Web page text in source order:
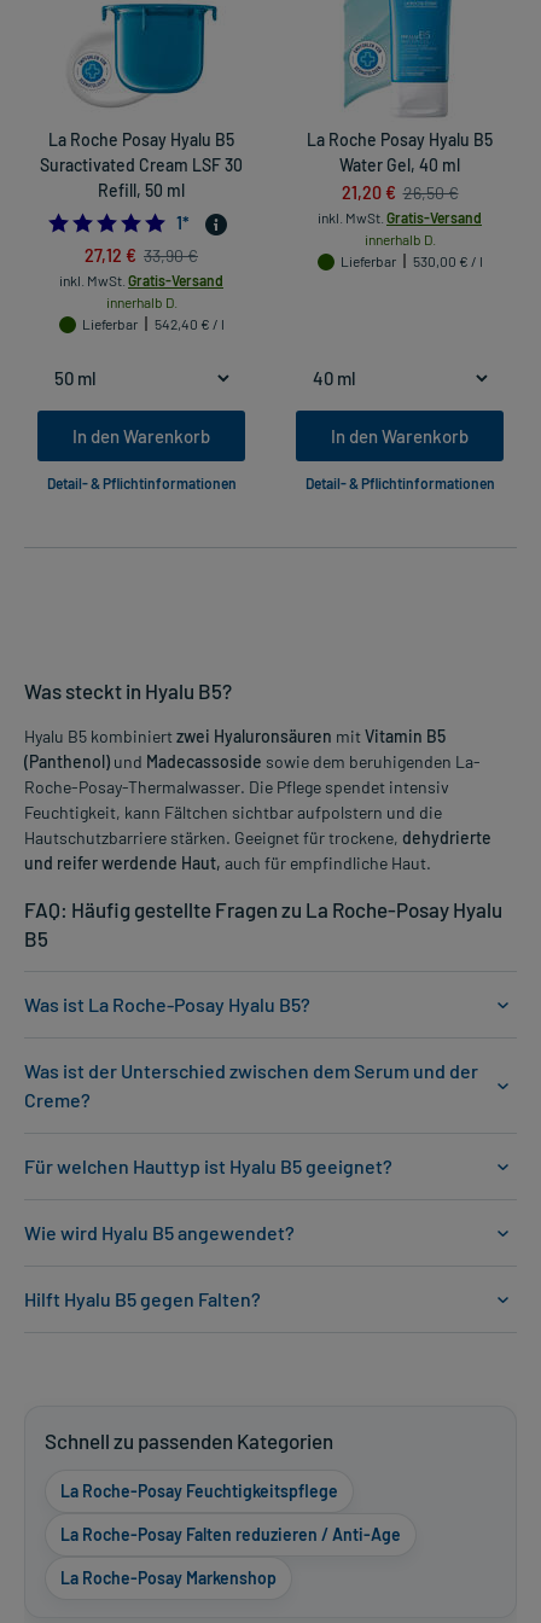
La Roche Posay Hyalu B5
Suractivated Cream LSF 30
Refill, 50 ml
5.0
1*
27,12 € 33,90 €
inkl. MwSt. Gratis-Versand
innerhalb D.
Lieferbar
542,40 € / l
In den Warenkorb
Detail- & Pflichtinformationen
La Roche Posay Hyalu B5
Water Gel, 40 ml
21,20 € 26,50 €
inkl. MwSt. Gratis-Versand
innerhalb D.
Lieferbar
530,00 € / l
In den Warenkorb
Detail- & Pflichtinformationen
Was steckt in Hyalu B5?
Hyalu B5 kombiniertzwei Hyaluronsäuren mitVitamin B5
(Panthenol) und Madecassoside sowie dem beruhigenden La-
Roche-Posay-Thermalwasser. Die Pflege spendet intensiv
Feuchtigkeit, kann Fältchen sichtbar aufpolstern und die
Hautschutzbarriere stärken. Geeignet für trockene, dehydrierte
und reifer werdende Haut, auch für empfindliche Haut.
FAQ: Häufig gestellte Fragen zu La Roche-Posay Hyalu
B5
Was ist La Roche-Posay Hyalu B5?
Was ist der Unterschied zwischen dem Serum und der
Creme?
Für welchen Hauttyp ist Hyalu B5 geeignet?
Wie wird Hyalu B5 angewendet?
Hilft Hyalu B5 gegen Falten?
Schnell zu passenden Kategorien
La Roche-Posay Feuchtigkeitspflege
La Roche-Posay Falten reduzieren / Anti-Age
La Roche-Posay Markenshop